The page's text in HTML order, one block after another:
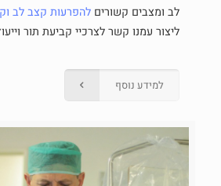
לב ומצבים קשוריםלהפרעות קצב לב
ליצור עמנו קשר לצרכיי קביעת תור
למידע נוסף